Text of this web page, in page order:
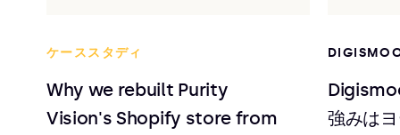
ケーススタディ
Why we rebuilt Purity
Vision's Shopify store from
強みは